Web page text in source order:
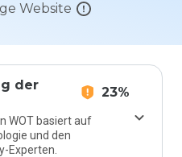
Website
der
23%
WOT basiert auf
und den
Experten.